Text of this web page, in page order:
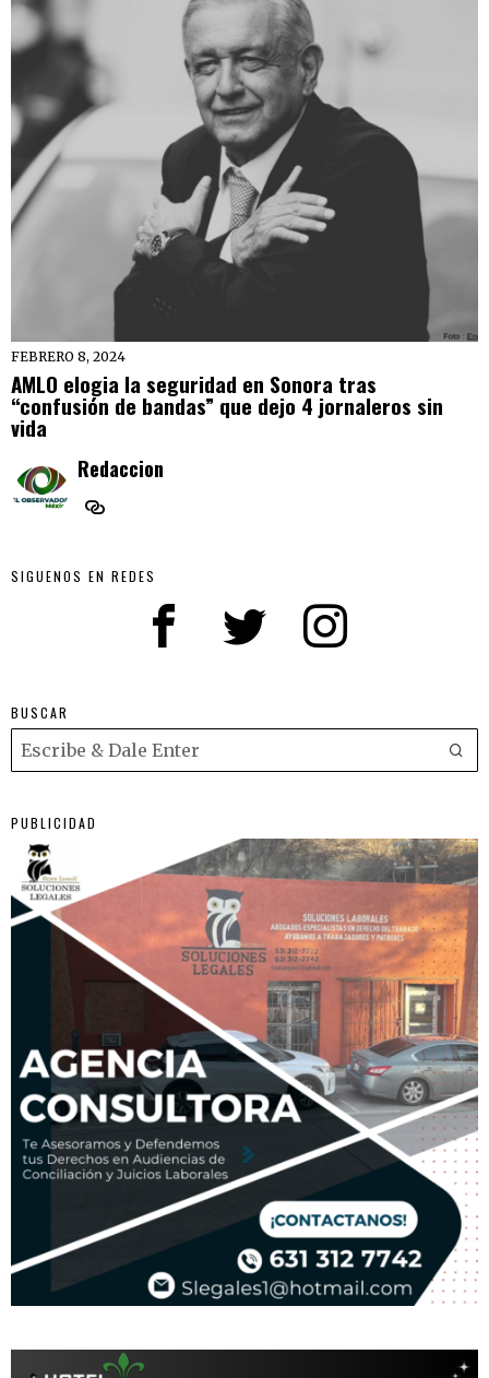
FEBRERO 8, 2024
AMLO elogia la seguridad en Sonora tras
“confusión de bandas” que dejo 4 jornaleros sin
vida
Redaccion
SIGUENOS EN REDES
BUSCAR
PUBLICIDAD